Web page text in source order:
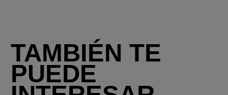
TAMBIÉN TE
PUEDE